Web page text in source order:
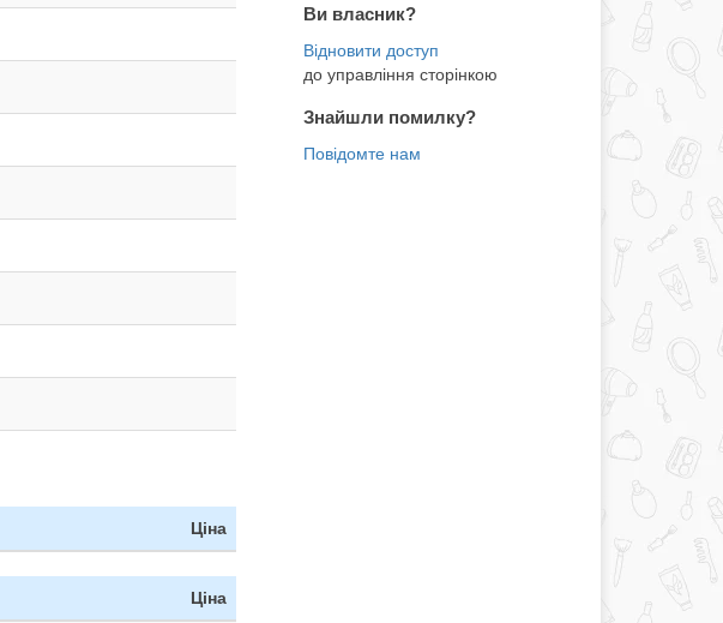
Ціна
Ціна
Ви власник?
до управління сторінкою
Знайшли помилку?